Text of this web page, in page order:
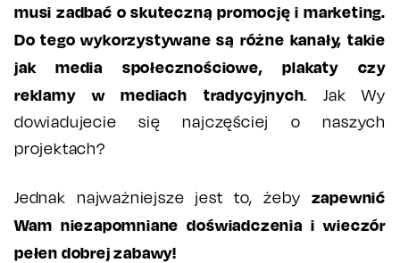
musi zadbać o skuteczną promocję i marketing.
Do tego wykorzystywane są różne kanały, takie
jak media społecznościowe, plakaty czy
reklamy w mediach tradycyjnych. Jak Wy
dowiadujecie się najczęściej o naszych
projektach?
Jednak najważniejsze jest to, żeby zapewnić
Wam niezapomniane doświadczenia i wieczór
pełen dobrej zabawy!